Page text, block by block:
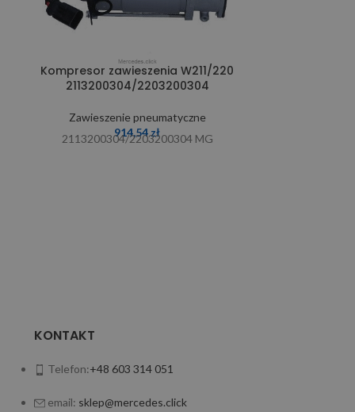
Kompresor zawieszenia W211/220
2113200304/2203200304
Zawieszenie pneumatyczne
914,54zł
2113200304/2203200304 MG
KONTAKT
Telefon:+48 603 314 051
email: sklep@mercedes.click